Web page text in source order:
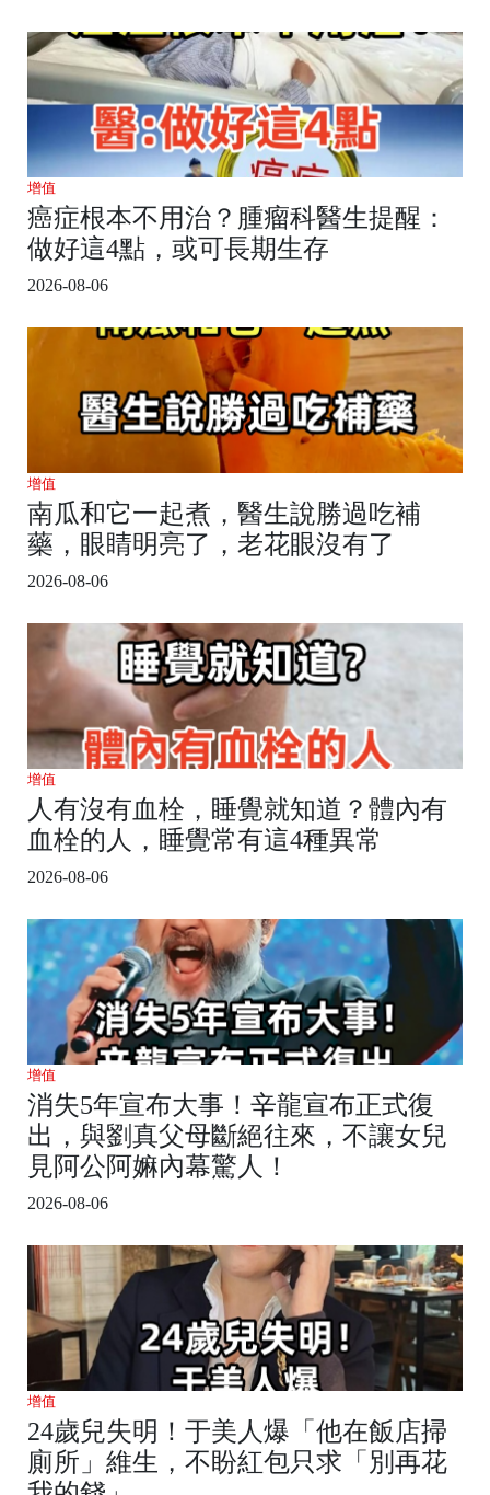
增值
癌症根本不用治？腫瘤科醫生提醒：
做好這4點，或可長期生存
2026-08-06
增值
南瓜和它一起煮，醫生說勝過吃補
藥，眼睛明亮了，老花眼沒有了
2026-08-06
增值
人有沒有血栓，睡覺就知道？體內有
血栓的人，睡覺常有這4種異常
2026-08-06
增值
消失5年宣布大事！辛龍宣布正式復
出，與劉真父母斷絕往來，不讓女兒
見阿公阿嫲內幕驚人！
2026-08-06
增值
24歲兒失明！于美人爆「他在飯店掃
廁所」維生，不盼紅包只求「別再花